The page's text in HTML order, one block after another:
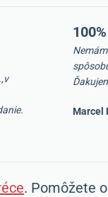
100%
Marcel
. Pomôžete